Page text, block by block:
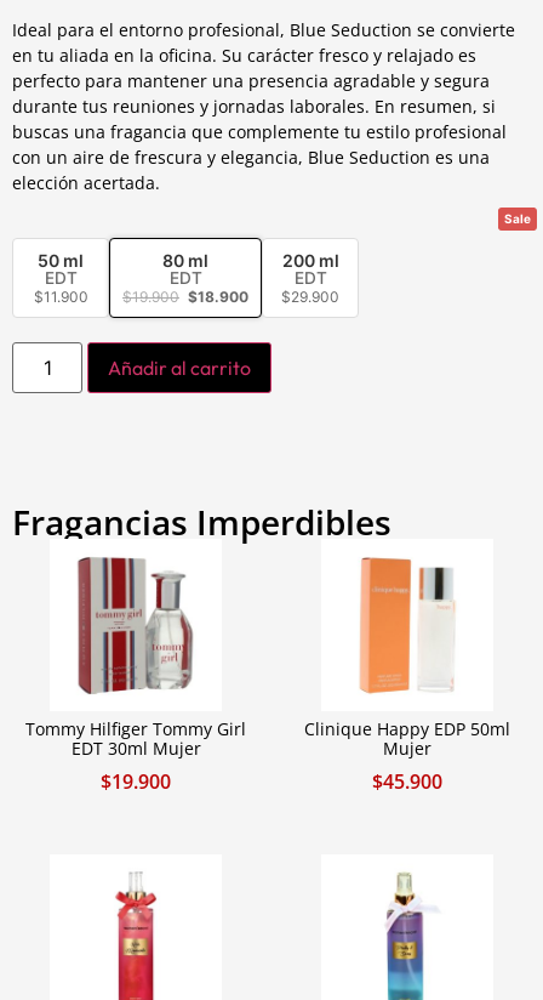
Ideal para el entorno profesional, Blue Seduction se convierte
en tu aliada en la oficina. Su carácter fresco y relajado es
perfecto para mantener una presencia agradable y segura
durante tus reuniones y jornadas laborales. En resumen, si
buscas una fragancia que complemente tu estilo profesional
con un aire de frescura y elegancia, Blue Seduction es una
elección acertada.
50 ml
EDT
$11.900
Sale
80 ml
EDT
$19.900 $18.900
200 ml
EDT
$29.900
Añadir al carrito
Fragancias Imperdibles
Tommy Hilfiger Tommy Girl
EDT 30ml Mujer
$19.900
Clinique Happy EDP 50ml
Mujer
$45.900